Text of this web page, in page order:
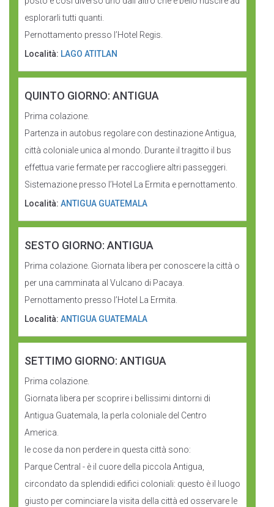
esplorarli tutti quanti.
Pernottamento presso l’Hotel Regis.
Località: LAGO ATITLAN
QUINTO GIORNO: ANTIGUA
Prima colazione.
Partenza in autobus regolare con destinazione Antigua,
città coloniale unica al mondo. Durante il tragitto il bus
effettua varie fermate per raccogliere altri passeggeri.
Sistemazione presso l’Hotel La Ermita e pernottamento.
Località: ANTIGUA GUATEMALA
SESTO GIORNO: ANTIGUA
Prima colazione. Giornata libera per conoscere la città o
per una camminata al Vulcano di Pacaya.
Pernottamento presso l’Hotel La Ermita.
Località: ANTIGUA GUATEMALA
SETTIMO GIORNO: ANTIGUA
Prima colazione.
Giornata libera per scoprire i bellissimi dintorni di
Antigua Guatemala, la perla coloniale del Centro
America.
le cose da non perdere in questa città sono:
Parque Central - è il cuore della piccola Antigua,
circondato da splendidi edifici coloniali: questo è il luogo
giusto per cominciare la visita della città ed osservare le